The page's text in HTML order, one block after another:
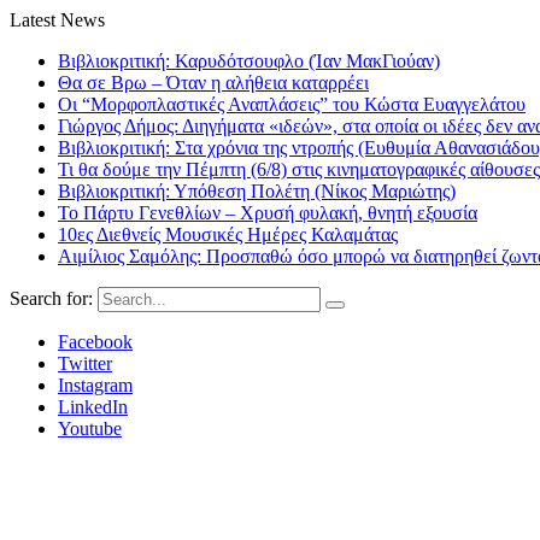
Latest News
Βιβλιοκριτική: Καρυδότσουφλο (Ίαν ΜακΓιούαν)
Θα σε Βρω – Όταν η αλήθεια καταρρέει
Οι “Μορφοπλαστικές Αναπλάσεις” του Κώστα Ευαγγελάτου
Γιώργος Δήμος: Διηγήματα «ιδεών», στα οποία οι ιδέες δεν
Βιβλιοκριτική: Στα χρόνια της ντροπής (Ευθυμία
Τι θα δούμε την Πέμπτη (6/8) στις κινηματογραφικές αίθουσες
Βιβλιοκριτική: Υπόθεση Πολέτη (Νίκος Μαριώτης)
Το Πάρτυ Γενεθλίων – Χρυσή φυλακή, θνητή εξουσία
10ες Διεθνείς Μουσικές Ημέρες Καλαμάτας
Αιμίλιος Σαμόλης: Προσπαθώ όσο μπορώ να διατηρηθεί
Search for:
Facebook
Twitter
Instagram
LinkedIn
Youtube